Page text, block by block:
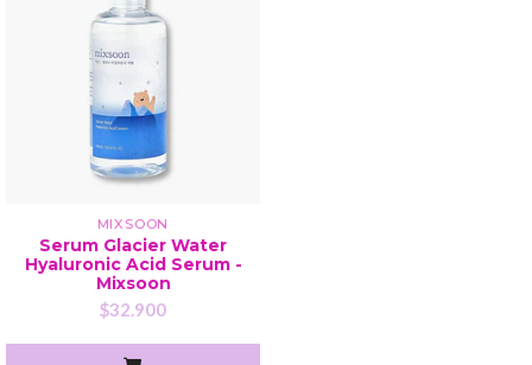
MIXSOON
Serum Glacier Water
Hyaluronic Acid Serum -
Mixsoon
$32.900